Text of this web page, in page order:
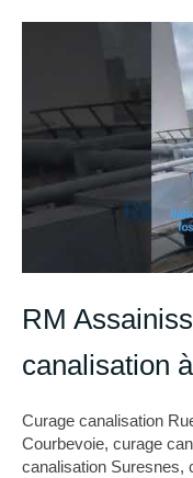
RM
canalisation
Curage canalisation
Courbevoie, curage
canalisation Suresnes,